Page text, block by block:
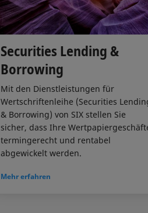
Securities Lending &
Borrowing
Mit den Dienstleistungen für
Wertschriftenleihe (Securities
& Borrowing) von SIX stellen Sie
sicher, dass Ihre
termingerecht und rentabel
abgewickelt werden.
Mehr erfahren